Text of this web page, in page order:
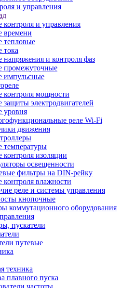
и управления
контроля и управления
времени
тепловые
тока
напряжения и контроля фаз
промежуточные
импульсные
контроля мощности
защиты электродвигателей
уровня
реле Wi-Fi
движения
температуры
контроля изоляции
освещенности
фильтры на DIN-рейку
контроля влажности
реле и системы управления
кнопочные
коммутационного оборудования
пускатели
путевые
техника
плавного пуска
частоты